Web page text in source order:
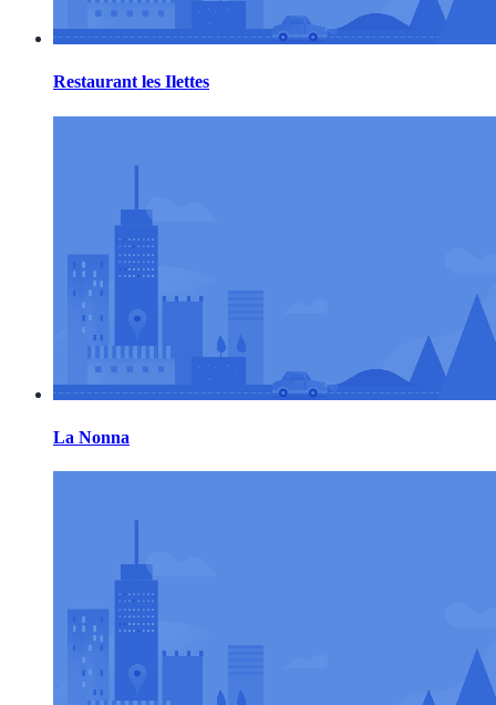
Restaurant les Ilettes
La Nonna